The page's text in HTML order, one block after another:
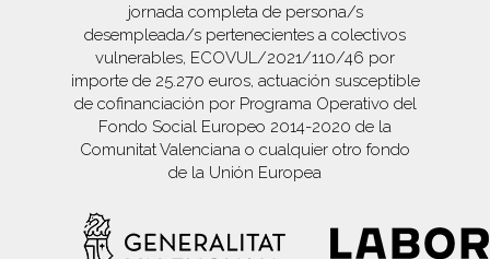
jornada completa de persona/s
desempleada/s pertenecientes a colectivos
vulnerables, ECOVUL/2021/110/46 por
importe de 25.270 euros, actuación susceptible
de cofinanciación por Programa Operativo del
Fondo Social Europeo 2014-2020 de la
Comunitat Valenciana o cualquier otro fondo
de la Unión Europea